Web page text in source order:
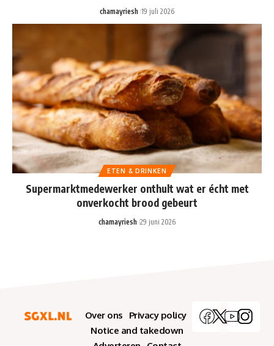
chamayriesh 19 juli 2026
ETEN & DRINKEN
Supermarktmedewerker onthult wat er écht met
onverkocht brood gebeurt
chamayriesh 29 juni 2026
Over ons
Privacy policy
Notice and takedown